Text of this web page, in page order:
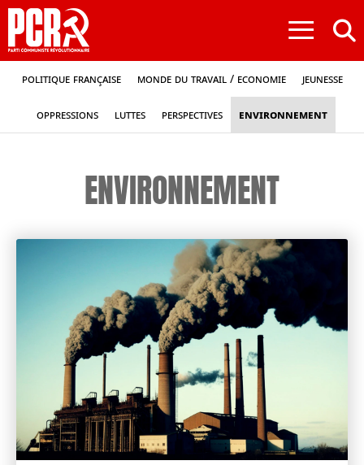
≡
Politique française Monde du travail / Economie Jeunesse
Oppressions Luttes Perspectives Environnement
ENVIRONNEMENT